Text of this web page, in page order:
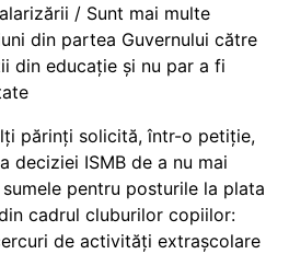
/ Sunt mai multe
din partea Guvernului către
din educație și nu par a fi
părinți solicită, într-o petiție,
deciziei ISMB de a nu mai
pentru posturile la plata
cadrul cluburilor copiilor:
de activități extrașcolare